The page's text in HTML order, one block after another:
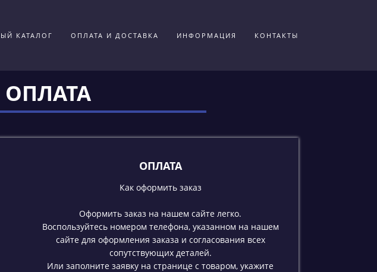
КАТАЛОГ ОПЛАТА И ДОСТАВКА ИНФОРМАЦИЯ КОНТАКТЫ
ОПЛАТА
Как оформить заказ
Оформить заказ на нашем сайте легко.
Воспользуйтесь номером телефона, указанном на нашем
сайте для оформления заказа и согласования всех
сопутствующих деталей.
Или заполните заявку на странице с товаром, укажите